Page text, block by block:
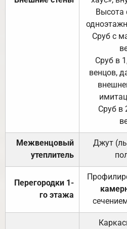
Высота
Сруб с
Сруб в
венцов,
Сруб в
Межвенцовый
утеплитель
Джут
Перегородки 1-
го этажа